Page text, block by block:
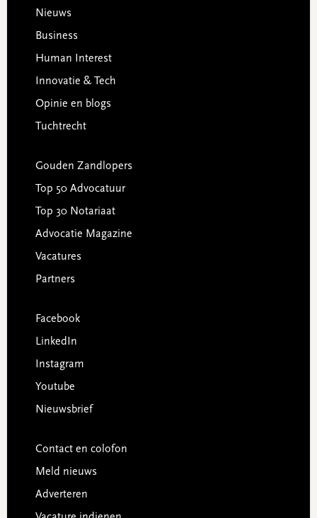
Footer
Nieuws
Business
Human Interest
Innovatie & Tech
Opinie en blogs
Tuchtrecht
Gouden Zandlopers
Top 50 Advocatuur
Top 30 Notariaat
Advocatie Magazine
Vacatures
Partners
Facebook
LinkedIn
Instagram
Youtube
Nieuwsbrief
Contact en colofon
Meld nieuws
Adverteren